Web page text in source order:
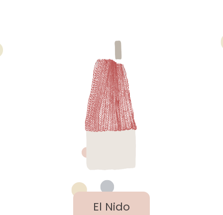
El Nido